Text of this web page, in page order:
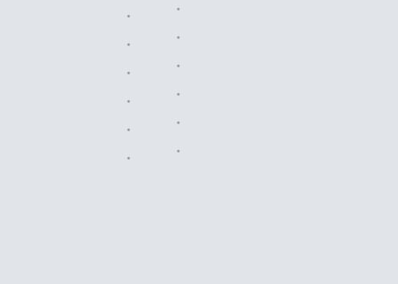
Branchenlösungen
Über uns
Verkaufsmarkt
Herstellung
Nachricht
Kontaktiere uns